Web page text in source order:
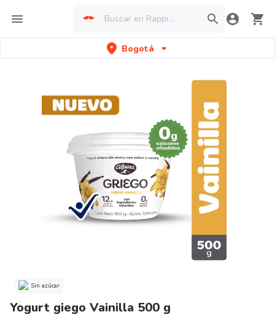
Bogotá
Sin azúcar
Yogurt giego Vainilla 500 g